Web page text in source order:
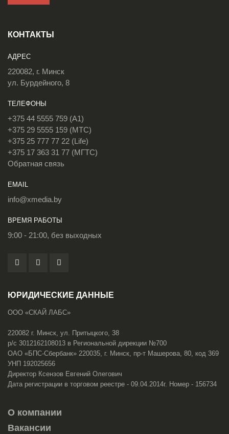
КОНТАКТЫ
АДРЕС
220082, г. Минск
ул. Бурдейного, 8
ТЕЛЕФОНЫ
+375 44 5555 759 (A1)
+375 29 5555 159 (МТС)
+375 25 777 77 22 (Life)
+375 17 363 31 77 (МГТС)
Обратная связь
EMAIL
info@xmedia.by
ВРЕМЯ РАБОТЫ
9:00 - 21:00, без выходных
ЮРИДИЧЕСКИЕ ДАННЫЕ
ООО «СКАЙ ЛАБС»
220082 г. Минск, ул. Притыцкого, 38
р/с 3012162108013 в Региональной дирекции №700
ОАО «БПС-Сбербанк» 220035, г. Минск, пр-т Машерова, 80, код 369
УНП 192025656
Директор Ксензов Евгений Олегович
Дата регистрации в торговом реестре - 09.04.2014г. Номер - 156734
О компании
Вакансии